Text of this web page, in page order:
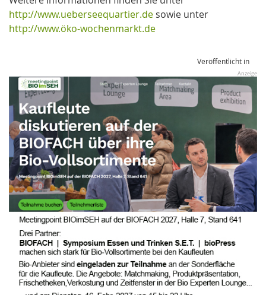
http://www.ueberseequartier.de sowie unter
http://www.öko-wochenmarkt.de
Veröffentlicht in
Anzeige